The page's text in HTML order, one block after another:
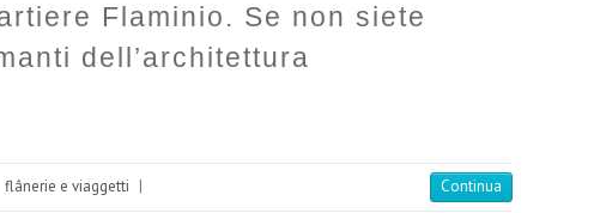
Flaminio. Se non siete
dell’architettura
flânerie e viaggetti | Continua